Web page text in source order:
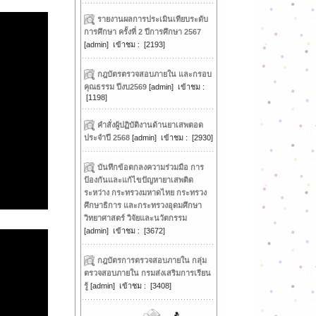
รายงานผลการประเมินเทียบระดับ
การศึกษา ครั้งที่ 2 ปีการศึกษา 2567
[admin] เข้าชม : [2193]
กฎบัตรตรวจสอบภายใน และกรอบ
คุณธรรม ปีงบ2569 [admin] เข้าชม :
[1198]
คำสั่งผู้ปฏิบัติงานด้านยาเสพตอด
ประจำปี 2568 [admin] เข้าชม : [2930]
บันทึกข้อตกลงความร่วมมือ การ
ป้องกันและแก้ไขปัญหายาเสพติด
ระหว่าง กระทรวงมหาดไทย กระทรวง
ศึกษาธิการ และกระทรวงอุดมศึกษา
วิทยาศาสตร์ วิจัยและนวัตกรรม
[admin] เข้าชม : [3672]
กฎบัตรการตรวจสอบภายใน กลุ่ม
ตรวจสอบภายใน กรมส่งเสริมการเรียน
รู้ [admin] เข้าชม : [3408]